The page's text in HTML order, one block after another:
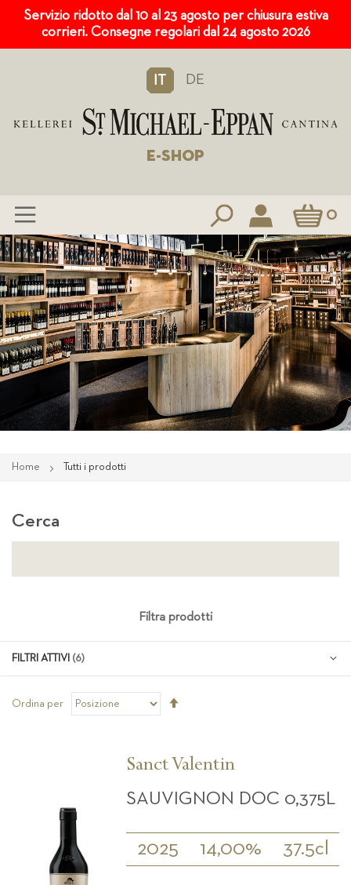
Servizio ridotto dal 10 al 23 agosto per chiusura estiva
corrieri. Consegne regolari dal 24 agosto 2026
IT DE
E-SHOP
Carrello0
Salta
al
contenuto
Home Tutti i prodotti
Ordina per
Sanct Valentin
SAUVIGNON DOC 0,375L
2025 14,00% 37.5cl
Cerca
Filtra prodotti
FILTRI ATTIVI